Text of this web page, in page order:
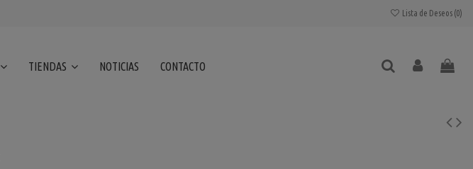
Lista de Deseos (0)
TIENDAS NOTICIAS CONTACTO